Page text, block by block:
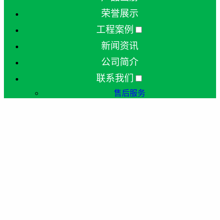
荣誉展示
工程案例
新闻资讯
公司简介
联系我们
售后服务